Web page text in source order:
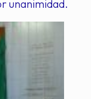
unanimidad.